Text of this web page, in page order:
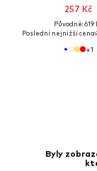
257 Kč
Původně: 619
Poslední nejnižší cena:
+1
Byly